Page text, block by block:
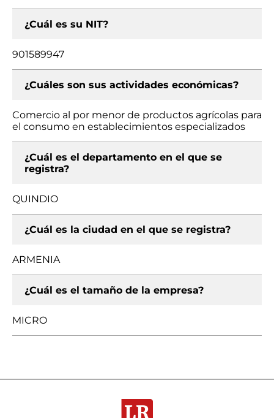
¿Cuál es su NIT?
901589947
¿Cuáles son sus actividades económicas?
Comercio al por menor de productos agrícolas para
el consumo en establecimientos especializados
¿Cuál es el departamento en el que se
registra?
QUINDIO
¿Cuál es la ciudad en el que se registra?
ARMENIA
¿Cuál es el tamaño de la empresa?
MICRO